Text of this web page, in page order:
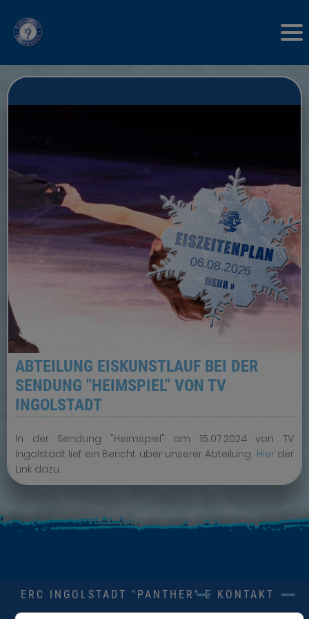
06.08.2026
ABTEILUNG EISKUNSTLAUF BEI DER
SENDUNG "HEIMSPIEL" VON TV
INGOLSTADT
In der Sendung "Heimspiel" am 15.07.2024 von TV
Ingolstadt lief ein Bericht über unserer Abteilung. Hierder
Link dazu.
ERC INGOLSTADT "PANTHER" E.V.KONTAKT